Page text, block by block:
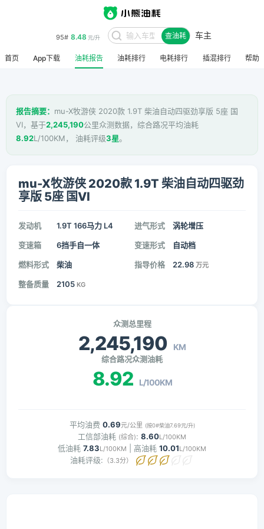
95# 8.48 元/升 查油耗 车主
首页 App下载 油耗报告 油耗排行 电耗排行 插混排行 帮助
报告摘要： mu-X牧游侠 2020款 1.9T 柴油自动四驱劲享版 5座 国
VI，基于2,245,190公里众测数据，综合路况平均油耗
8.92L/100KM， 油耗评级3星。
mu-X牧游侠 2020款 1.9T 柴油自动四驱劲
享版 5座 国VI
发动机 1.9T 166马力 L4 进气形式 涡轮增压
变速箱 6挡手自一体 变速形式 自动档
燃料形式 柴油 指导价格 22.98 万元
整备质量 2105 KG
众测总里程
2,245,190 KM
综合路况众测油耗
8.92 L/100KM
平均油费 0.69元/公里 (按0#柴油7.69元/升)
工信部油耗 (综合): 8.60L/100KM
低油耗 7.83L/100KM | 高油耗 10.01L/100KM
油耗评级: （3.3分）